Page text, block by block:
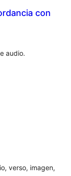
con
audio.
verso, imagen,